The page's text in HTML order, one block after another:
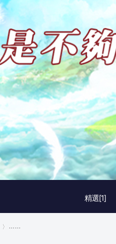
精選[1]
……